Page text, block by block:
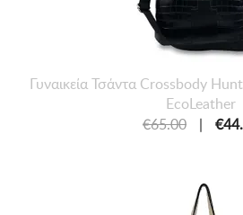
Γυναικεία Τσάντα Crossbody
EcoLeather
€65.00
|